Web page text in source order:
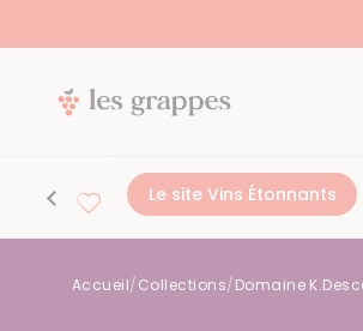
Le site Vins Étonnants
Accueil Collections Domaine
Accueil/Collections/Domaine